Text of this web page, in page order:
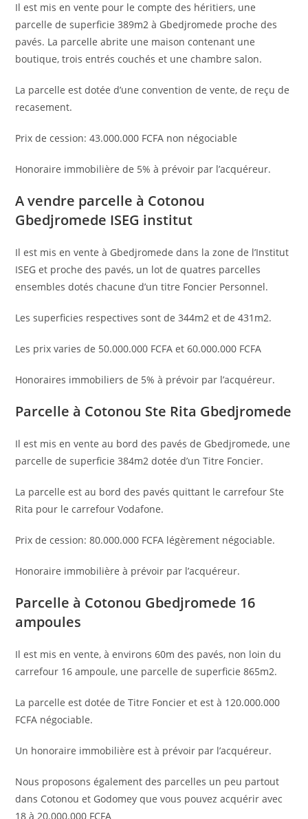
Il est mis en vente pour le compte des héritiers, une
parcelle de superficie 389m2 à Gbedjromede proche des
pavés. La parcelle abrite une maison contenant une
boutique, trois entrés couchés et une chambre salon.
La parcelle est dotée d’une convention de vente, de reçu de
recasement.
Prix de cession: 43.000.000 FCFA non négociable
Honoraire immobilière de 5% à prévoir par l’acquéreur.
A vendre parcelle à Cotonou
Gbedjromede ISEG institut
Il est mis en vente à Gbedjromede dans la zone de l’Institut
ISEG et proche des pavés, un lot de quatres parcelles
ensembles dotés chacune d’un titre Foncier Personnel.
Les superficies respectives sont de 344m2 et de 431m2.
Les prix varies de 50.000.000 FCFA et 60.000.000 FCFA
Honoraires immobiliers de 5% à prévoir par l’acquéreur.
Parcelle à Cotonou Ste Rita Gbedjromede
Il est mis en vente au bord des pavés de Gbedjromede, une
parcelle de superficie 384m2 dotée d’un Titre Foncier.
La parcelle est au bord des pavés quittant le carrefour Ste
Rita pour le carrefour Vodafone.
Prix de cession: 80.000.000 FCFA légèrement négociable.
Honoraire immobilière à prévoir par l’acquéreur.
Parcelle à Cotonou Gbedjromede 16
ampoules
Il est mis en vente, à environs 60m des pavés, non loin du
carrefour 16 ampoule, une parcelle de superficie 865m2.
La parcelle est dotée de Titre Foncier et est à 120.000.000
FCFA négociable.
Un honoraire immobilière est à prévoir par l’acquéreur.
Nous proposons également des parcelles un peu partout
dans Cotonou et Godomey que vous pouvez acquérir avec
18 à 20.000.000 FCFA